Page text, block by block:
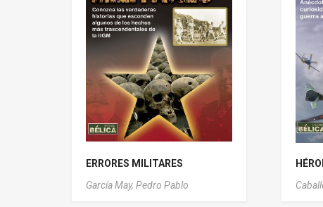
ERRORES MILITARES
García May, Pedro Pablo